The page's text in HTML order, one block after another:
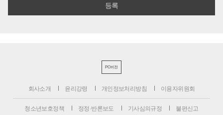
PC버전
회사소개 윤리강령 개인정보처리방침 이용자위원회
청소년보호정책 정정·반론보도 기사심의규정 불편신고